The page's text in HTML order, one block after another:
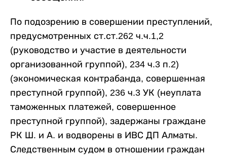
По подозрению в совершении преступлений,
предусмотренных ст.ст.262 ч.ч.1,2
(руководство и участие в деятельности
организованной группой), 234 ч.3 п.2)
(экономическая контрабанда, совершенная
преступной группой), 236 ч.3 УК (неуплата
таможенных платежей, совершенное
преступной группой), задержаны граждане
РК Ш. и А. и водворены в ИВС ДП Алматы.
Следственным судом в отношении граждан